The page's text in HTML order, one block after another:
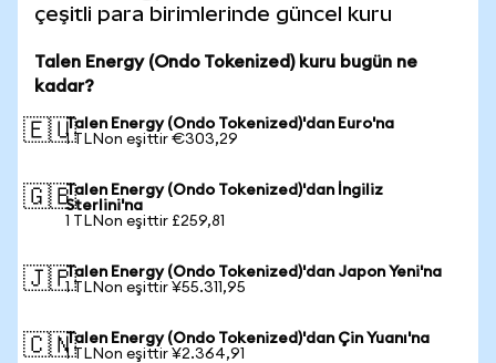
çeşitli para birimlerinde güncel kuru
Talen Energy (Ondo Tokenized) kuru bugün ne
kadar?
🇪🇺Talen Energy (Ondo Tokenized)'dan Euro'na
1 TLNon eşittir €303,29
🇬🇧Talen Energy (Ondo Tokenized)'dan İngiliz
Sterlini'na
1 TLNon eşittir £259,81
🇯🇵Talen Energy (Ondo Tokenized)'dan Japon Yeni'na
1 TLNon eşittir ¥55.311,95
🇨🇳Talen Energy (Ondo Tokenized)'dan Çin Yuanı'na
1 TLNon eşittir ¥2.364,91